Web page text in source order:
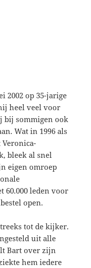
2002 op 35-jarige
heel veel voor
bij sommigen ook
Wat in 1996 als
bleek al snel
eigen omroep
60.000 leden voor
open.
tot de kijker.
uit alle
Bart over zijn
hem iedere